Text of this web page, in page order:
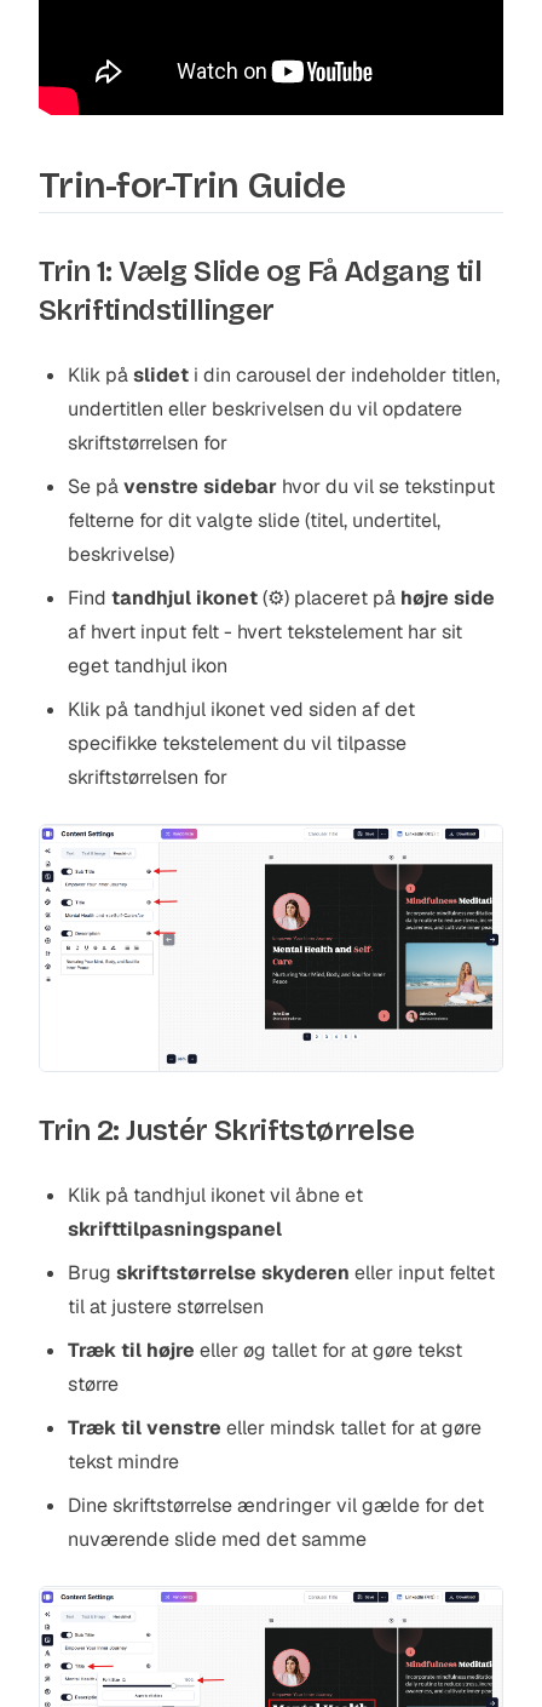
Trin-for-Trin Guide
Trin 1: Vælg Slide og Få Adgang til
Skriftindstillinger
Klik påslidet i din carousel der indeholder titlen,
undertitlen eller beskrivelsen du vil opdatere
skriftstørrelsen for
Se påvenstre sidebar hvor du vil se tekstinput
felterne for dit valgte slide (titel, undertitel,
beskrivelse)
Find tandhjul ikonet(⚙️) placeret på højre side
af hvert input felt - hvert tekstelement har sit
eget tandhjul ikon
Klik på tandhjul ikonet ved siden af det
specifikke tekstelement du vil tilpasse
skriftstørrelsen for
Trin 2: Justér Skriftstørrelse
Klik på tandhjul ikonet vil åbne et
skrifttilpasningspanel
Brug skriftstørrelse skyderen eller input feltet
til at justere størrelsen
Træk til højre eller øg tallet for at gøre tekst
større
Træk til venstre eller mindsk tallet for at gøre
tekst mindre
Dine skriftstørrelse ændringer vil gælde for det
nuværende slide med det samme